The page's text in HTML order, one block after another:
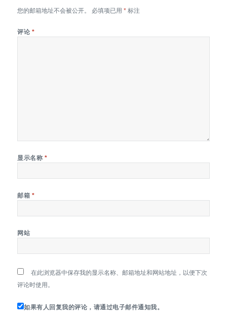
您的邮箱地址不会被公开。 必填项已用* 标注
评论 *
显示名称 *
邮箱 *
网站
在此浏览器中保存我的显示名称、邮箱地址和网站地址，以便下次
评论时使用。
如果有人回复我的评论，请通过电子邮件通知我。